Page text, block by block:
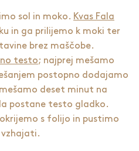
sol in moko. Kvas Fala
in ga prilijemo k moki ter
brez maščobe.
testo; najprej mešamo
postopno dodajamo
deset minut na
postane testo gladko.
s folijo in pustimo